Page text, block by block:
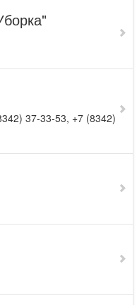
37-33-53, +7 (8342)